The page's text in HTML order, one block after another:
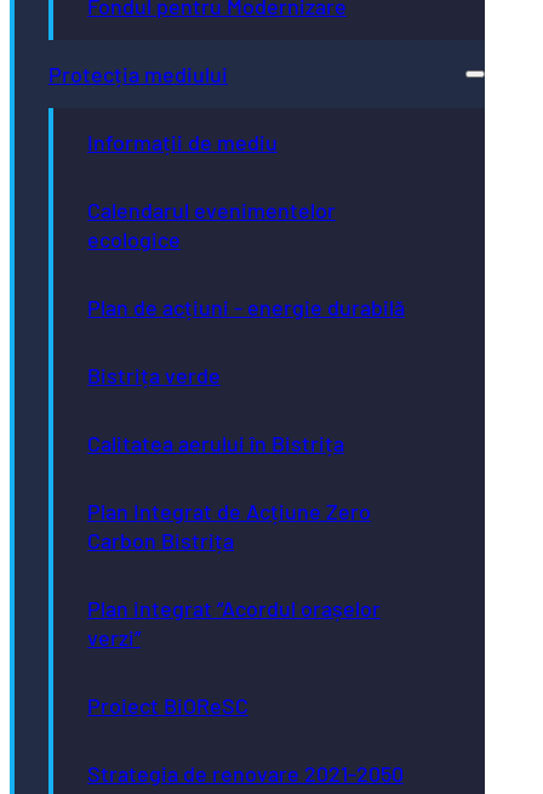
Fondul pentru Modernizare
Protecția mediului
Informații de mediu
Calendarul evenimentelor
ecologice
Plan de acțiuni - energie durabilă
Bistrița verde
Calitatea aerului în Bistrița
Plan Integrat de Acțiune Zero
Carbon Bistrița
Plan integrat “Acordul orașelor
verzi”
Proiect BiOReSC
Strategia de renovare 2021-2050